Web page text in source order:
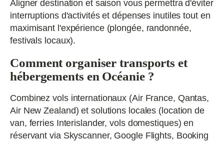
Aligner destination et saison vous permettra d'éviter
interruptions d'activités et dépenses inutiles tout en
maximisant l'expérience (plongée, randonnée,
festivals locaux).
Comment organiser transports et
hébergements en Océanie ?
Combinez vols internationaux (Air France, Qantas,
Air New Zealand) et solutions locales (location de
van, ferries Interislander, vols domestiques) en
réservant via Skyscanner, Google Flights, Booking